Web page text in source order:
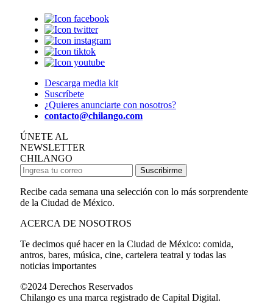
Descarga media kit
Suscríbete
¿Quieres anunciarte con nosotros?
contacto@chilango.com
ÚNETE AL
NEWSLETTER
CHILANGO
Suscribirme
Recibe cada semana una selección con lo más sorprendente
de la Ciudad de México.
ACERCA DE NOSOTROS
Te decimos qué hacer en la Ciudad de México: comida,
antros, bares, música, cine, cartelera teatral y todas las
noticias importantes
©2024 Derechos Reservados
Chilango es una marca registrado de Capital Digital.